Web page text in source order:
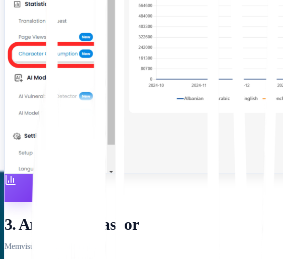
3. Arsitektur Dasbor
Memvisualisasikan aliran data.